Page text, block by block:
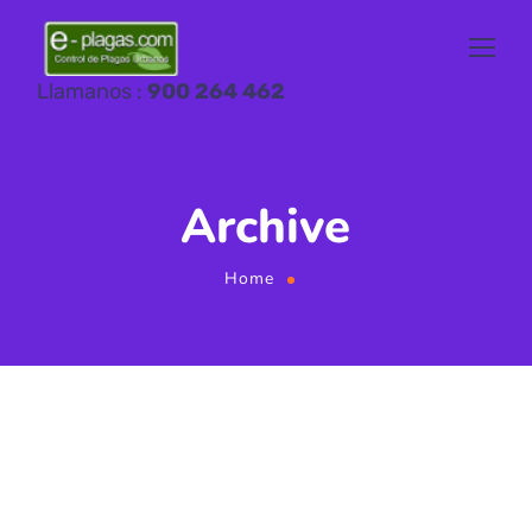
Llamanos : 900 264 462
Archive
Home